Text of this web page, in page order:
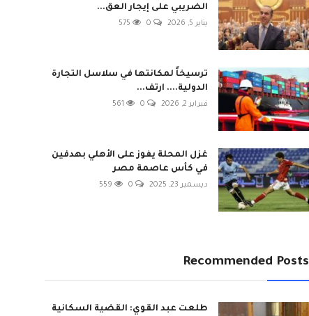
الضريبي على إيجار العق...
يناير 5, 2026 0
575
ترسيخاً لمكانتها في سلاسل التجارة
الدولية.... ارتف...
فبراير 2, 2026 0
561
غزل المحلة يفوز على الأهلي بهدفين
في كأس عاصمة مصر
ديسمبر 23, 2025 0
559
Recommended Posts
طلعت عبد القوي: القضية السكانية